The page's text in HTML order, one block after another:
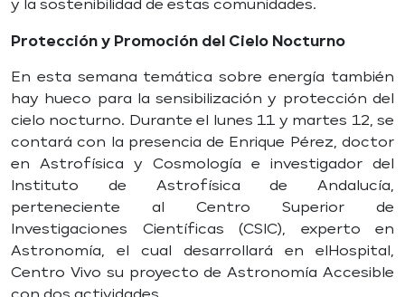
y la sostenibilidad de estas comunidades.
Protección y Promoción del Cielo Nocturno
En esta semana temática sobre energía también
hay hueco para la sensibilización y protección del
cielo nocturno. Durante el lunes 11 y martes 12, se
contará con la presencia de Enrique Pérez, doctor
en Astrofísica y Cosmología e investigador del
Instituto de Astrofísica de Andalucía,
perteneciente al Centro Superior de
Investigaciones Científicas (CSIC), experto en
Astronomía, el cual desarrollará en elHospital,
Centro Vivo su proyecto de Astronomía Accesible